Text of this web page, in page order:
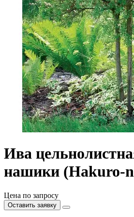
Ива
нашики (Hakuro-
Цена по запросу
Оставить заявку